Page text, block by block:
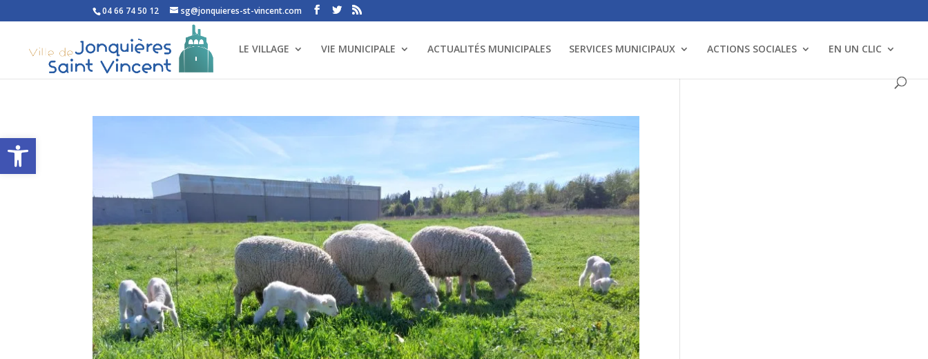
Ouvrir la barre d’outils
04 66 74 50 12 sg@jonquieres-st-vincent.com
LE VILLAGE VIE MUNICIPALE ACTUALITÉS MUNICIPALES SERVICES MUNICIPAUX ACTIONS SOCIALES EN UN CLIC